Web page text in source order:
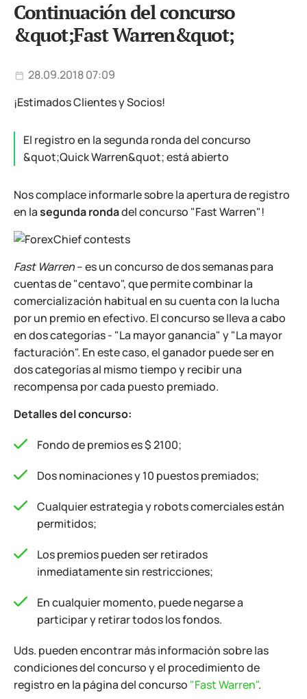
Continuación del concurso
&quot;Fast Warren&quot;
28.09.2018 07:09
¡Estimados Clientes y Socios!
El registro en la segunda ronda del concurso
&quot;Quick Warren&quot; está abierto
Nos complace informarle sobre la apertura de registro
en lasegunda rondadel concurso "Fast Warren"!
Fast Warren– es un concurso de dos semanas para
cuentas de "centavo", que permite combinar la
comercialización habitual en su cuenta con la lucha
por un premio en efectivo. El concurso se lleva a cabo
en dos categorías - "La mayor ganancia" y "La mayor
facturación". En este caso, el ganador puede ser en
dos categorías al mismo tiempo y recibir una
recompensa por cada puesto premiado.
Detalles del concurso:
Fondo de premios es $ 2100;
Dos nominaciones y 10 puestos premiados;
Cualquier estrategia y robots comerciales están
permitidos;
Los premios pueden ser retirados
inmediatamente sin restricciones;
En cualquier momento, puede negarse a
participar y retirar todos los fondos.
Uds. pueden encontrar más información sobre las
condiciones del concurso y el procedimiento de
registro en la página del concurso "Fast Warren".